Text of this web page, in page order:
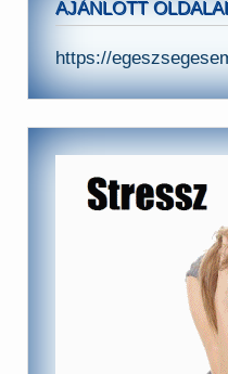
AJÁNLOTT
https://